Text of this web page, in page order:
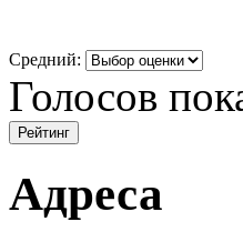
Средний:
Голосов
Адреса